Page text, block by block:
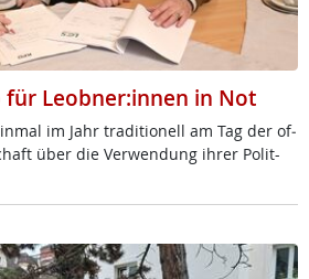
für Leobner:innen in Not
im Jahr tra­di­tio­nell am Tag der of­
über die Ver­wen­dung ih­rer Po­lit-